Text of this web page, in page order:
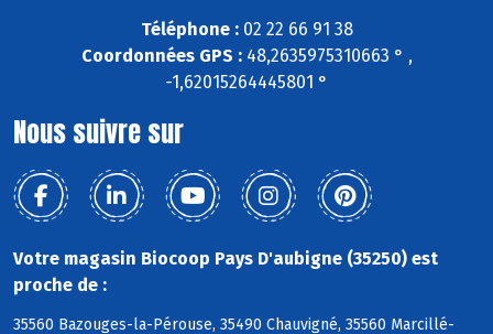
Téléphone :02 22 66 91 38
Coordonnées GPS :48,2635975310663 ° ,
-1,62015264445801 °
Nous suivre sur
Votre magasin Biocoop Pays D'aubigne (35250) est
proche de :
35560 Bazouges-la-Pérouse, 35490 Chauvigné, 35560 Marcillé-